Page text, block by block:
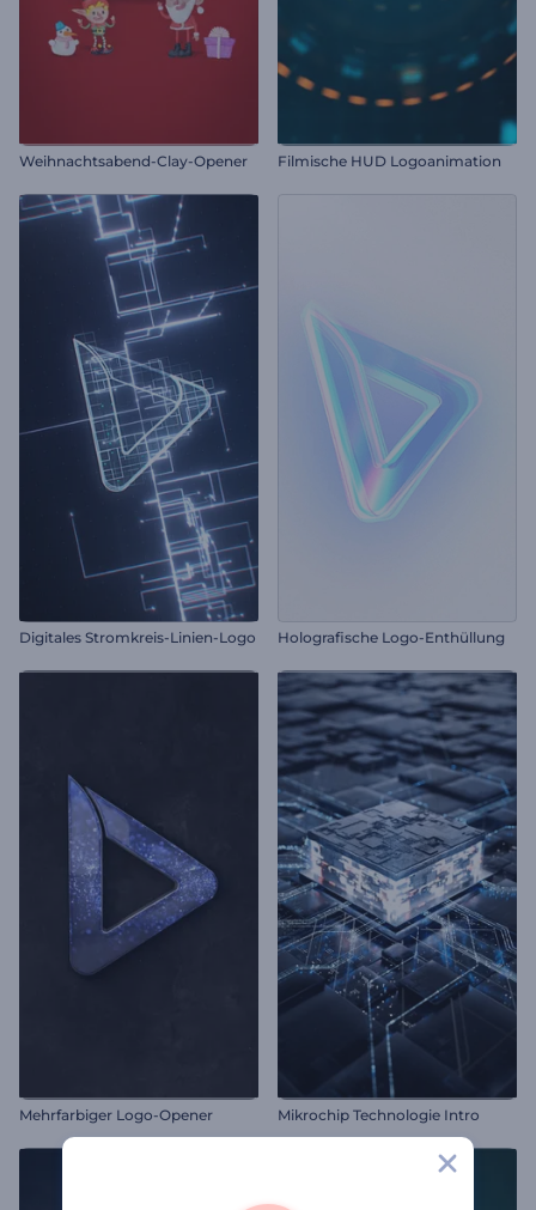
Weihnachtsabend-Clay-Opener Filmische HUD Logoanimation
Digitales Stromkreis-Linien-Logo Holografische Logo-Enthüllung
Mehrfarbiger Logo-Opener Mikrochip Technologie Intro